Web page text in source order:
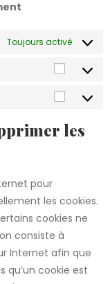
Toujours activé
les
pour
les cookies.
cookies ne
consiste à
Internet afin que
qu’un cookie est